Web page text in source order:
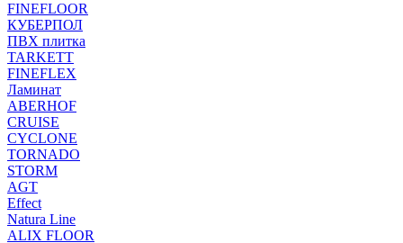
FINEFLOOR
КУБЕРПОЛ
ПВХ плитка
TARKETT
FINEFLEX
Ламинат
ABERHOF
CRUISE
CYCLONE
TORNADO
STORM
AGT
Effect
Natura Line
ALIX FLOOR